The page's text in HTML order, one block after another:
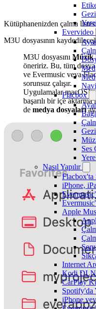
Evervideo
Flacbox
Ses
Nasıl Yapılır
Flacbox'ta
iPhone,
Apple
Internet
Kodi
CarPlay
Spotify'da
iPhone
Kütüphanenizden çalma
M3U dosyasının
M3U dosyasını Müzik
öneririz. Bu, tüm dosya
ve Evermusic veya
sorunsuz çalışır.
Uygulamalar
başarılı bir içe aktarma
de medya dosyaları